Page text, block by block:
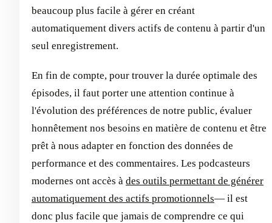
beaucoup plus facile à gérer en créant
automatiquement divers actifs de contenu à partir d'un
seul enregistrement.
En fin de compte, pour trouver la durée optimale des
épisodes, il faut porter une attention continue à
l'évolution des préférences de notre public, évaluer
honnêtement nos besoins en matière de contenu et être
prêt à nous adapter en fonction des données de
performance et des commentaires. Les podcasteurs
modernes ont accès à des outils permettant de générer
automatiquement des actifs promotionnels— il est
donc plus facile que jamais de comprendre ce qui